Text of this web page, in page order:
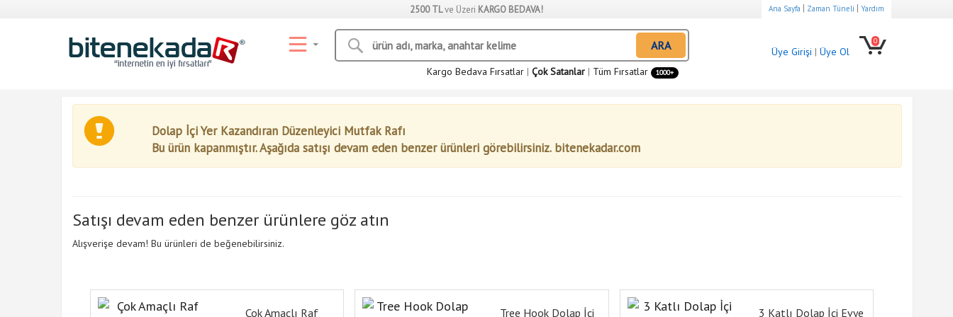
2500 TLve Üzeri KARGO BEDAVA! Ana Sayfa | Zaman Tüneli | Yardım
ARA
Kargo Bedava Fırsatlar | Çok Satanlar | Tüm Fırsatlar 1000+
Üye Girişi | Üye Ol
0
Dolap İçi Yer Kazandıran Düzenleyici Mutfak Rafı
Bu ürün kapanmıştır. Aşağıda satışı devam eden benzer ürünleri görebilirsiniz. bitenekadar.com
Satışı devam eden benzer ürünlere göz atın
Alışverişe devam! Bu ürünleri de beğenebilirsiniz.
Çok Amaçlı Raf Tree Hook Dolap İçi 3 Katlı Dolap İçi Evye